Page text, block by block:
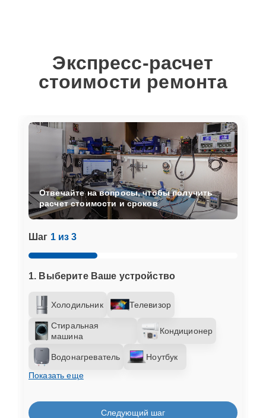
Экспресс-расчет
стоимости ремонта
Шаг 1 из 3
1. Выберите Ваше устройство
Холодильник Телевизор
Стиральная
машина
Кондиционер
Водонагреватель
Ноутбук
Показать еще
Отвечайте на вопросы, чтобы получить
расчет стоимости и сроков
Следующий шаг